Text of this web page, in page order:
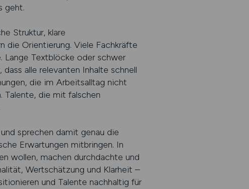
geht.
Struktur, klare
die Orientierung. Viele Fachkräfte
Lange Textblöcke oder schwer
alle relevanten Inhalte schnell
die im Arbeitsalltag nicht
Talente, die mit falschen
sprechen damit genau die
Erwartungen mitbringen. In
wollen, machen durchdachte und
Wertschätzung und Klarheit –
und Talente nachhaltig für